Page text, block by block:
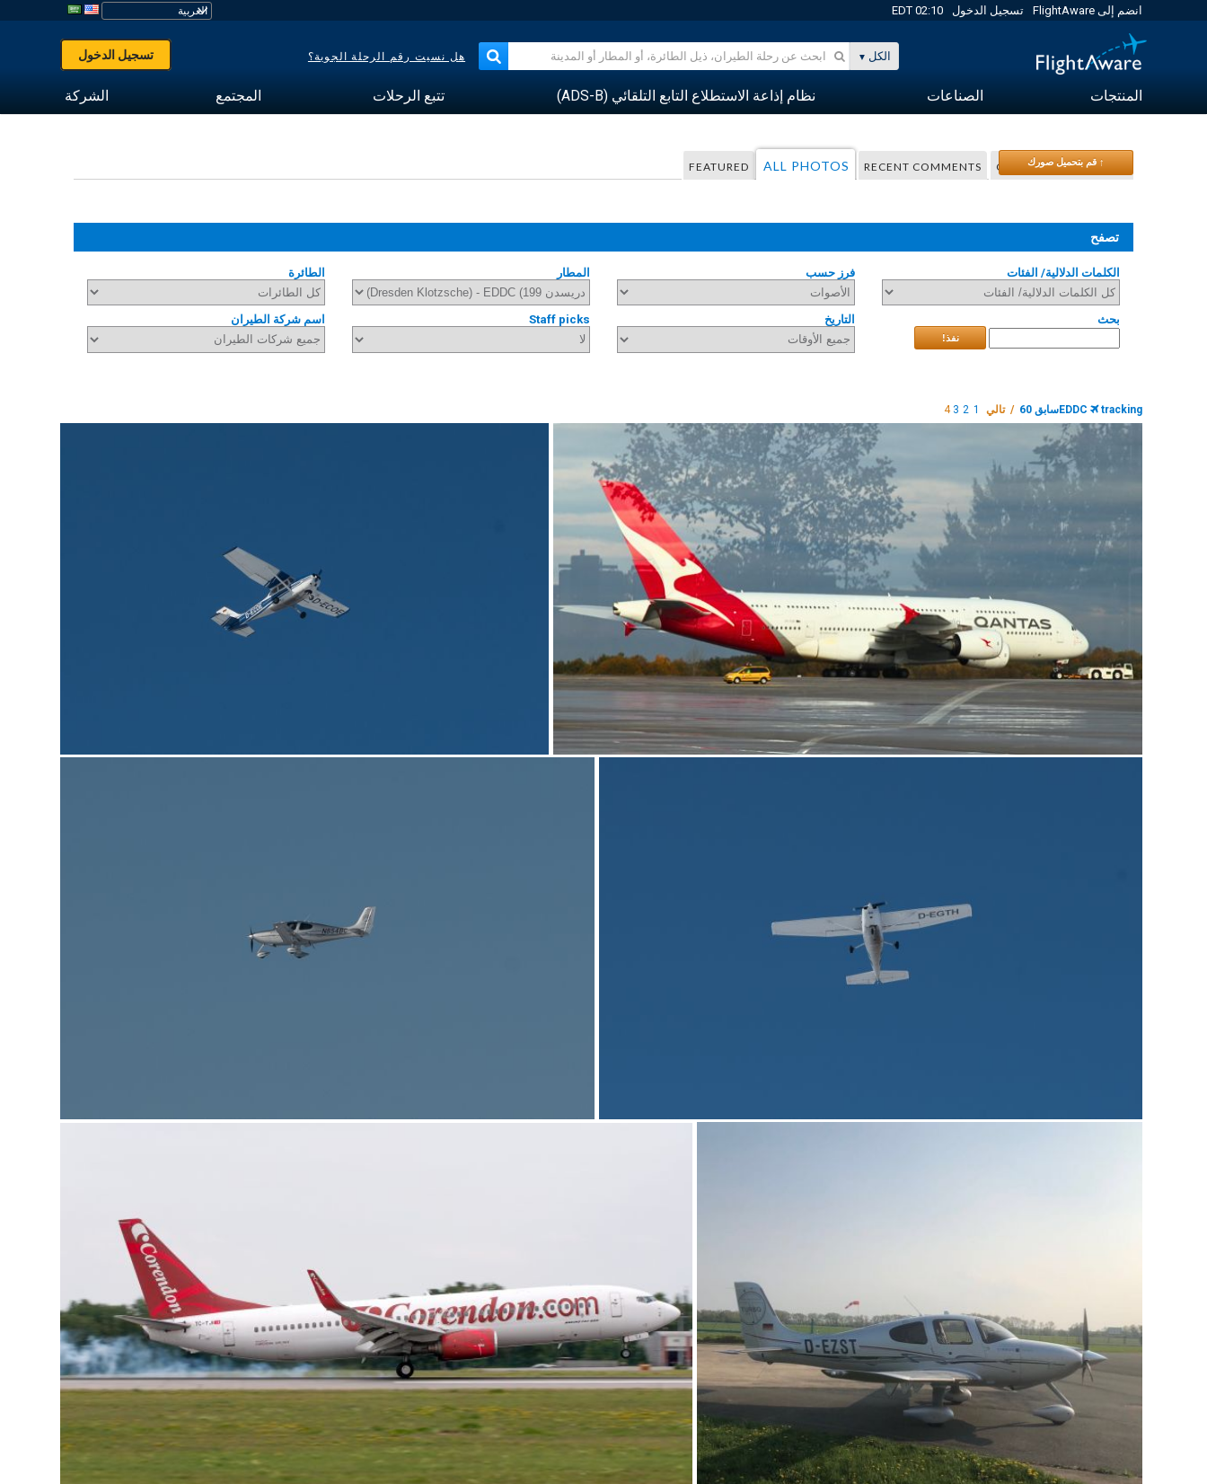
انضم إلى FlightAware تسجيل الدخول 02:10 EDT
الكل هل نسيت رقم الرحلة الجوية؟ تسجيل الدخول
المنتجات الصناعات نظام إذاعة الاستطلاع التابع التلقائي (ADS-B) تتبع الرحلات المجتمع الشركة
FEATURED ALL PHOTOS RECENT COMMENTS COMMUNITY TAGGING
↑ قم بتحميل صورك
تصفح
الطائرة المطار فرز حسب الكلمات الدلالية/ الفئات
اسم شركة الطيران Staff picks التاريخ بحث
نفذ!
سابق 60 / تالي 1
2
3
4 EDDC tracking